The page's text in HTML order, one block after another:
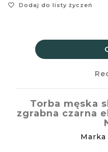
favorite_border
Dodaj do listy życzeń
Torba męska
zgrabna czarna
Marka